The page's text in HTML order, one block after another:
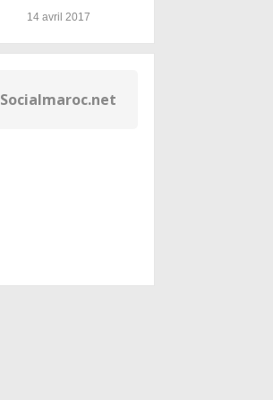
14 avril 2017
Socialmaroc.net